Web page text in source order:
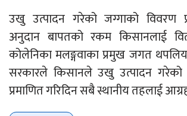
उखु उत्पादन गरेको जग्गाको विवरण
अनुदान बापतको रकम किसानलाई
कोलेनिका मलङ्गवाका प्रमुख जगत
सरकारले किसानले उखु उत्पादन गरेको
प्रमाणित गरिदिन सबै स्थानीय तहलाई